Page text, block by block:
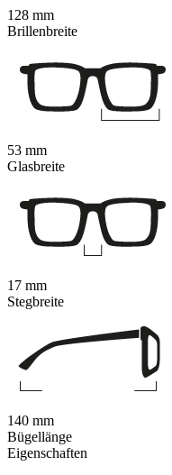
Eigenschaften
128 mm
Brillenbreite
53 mm
Glasbreite
17 mm
Stegbreite
140 mm
Bügellänge